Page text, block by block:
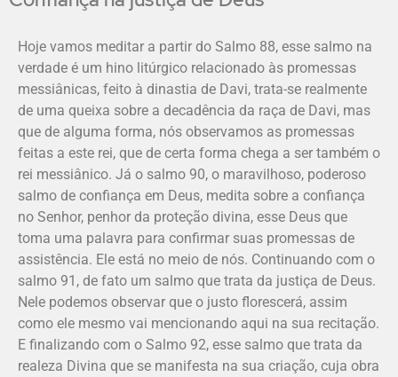
Hoje vamos meditar a partir do Salmo 88, esse salmo na
verdade é um hino litúrgico relacionado às promessas
messiânicas, feito à dinastia de Davi, trata-se realmente
de uma queixa sobre a decadência da raça de Davi, mas
que de alguma forma, nós observamos as promessas
feitas a este rei, que de certa forma chega a ser também o
rei messiânico. Já o salmo 90, o maravilhoso, poderoso
salmo de confiança em Deus, medita sobre a confiança
no Senhor, penhor da proteção divina, esse Deus que
toma uma palavra para confirmar suas promessas de
assistência. Ele está no meio de nós. Continuando com o
salmo 91, de fato um salmo que trata da justiça de Deus.
Nele podemos observar que o justo florescerá, assim
como ele mesmo vai mencionando aqui na sua recitação.
E finalizando com o Salmo 92, esse salmo que trata da
realeza Divina que se manifesta na sua criação, cuja obra